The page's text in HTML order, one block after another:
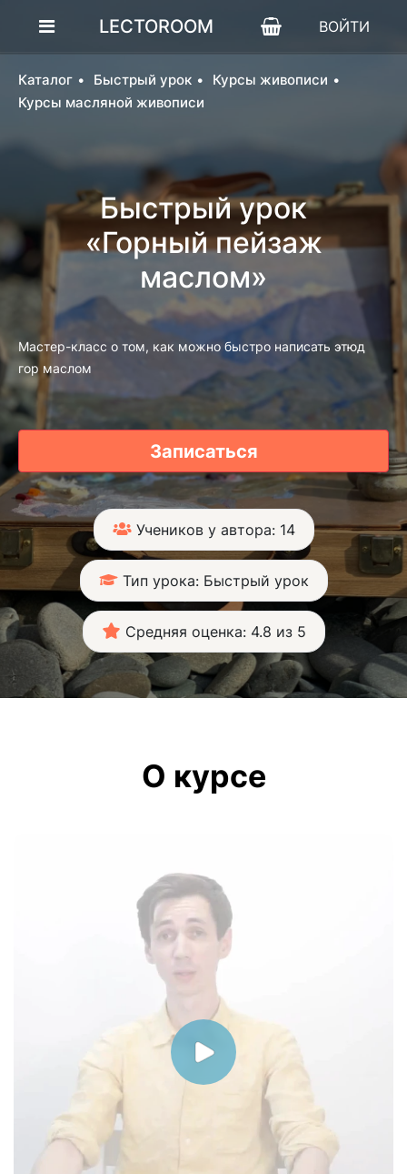
LECTOROOM ВОЙТИ
Каталог Быстрый урок
Курсы живописи
Курсы масляной живописи
Быстрый урок
«Горный пейзаж
маслом»
Мастер-класс о том, как можно быстро написать этюд
гор маслом
Записаться
Учеников у автора: 14
Тип урока: Быстрый урок
Средняя оценка: 4.8 из 5
О курсе